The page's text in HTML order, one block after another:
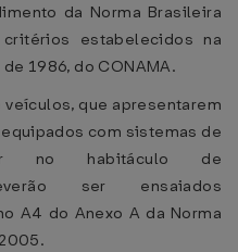
da Norma Brasileira
estabelecidos na
1986, do CONAMA.
que apresentarem
com sistemas de
no habitáculo de
ser ensaiados
A4 do Anexo A da Norma